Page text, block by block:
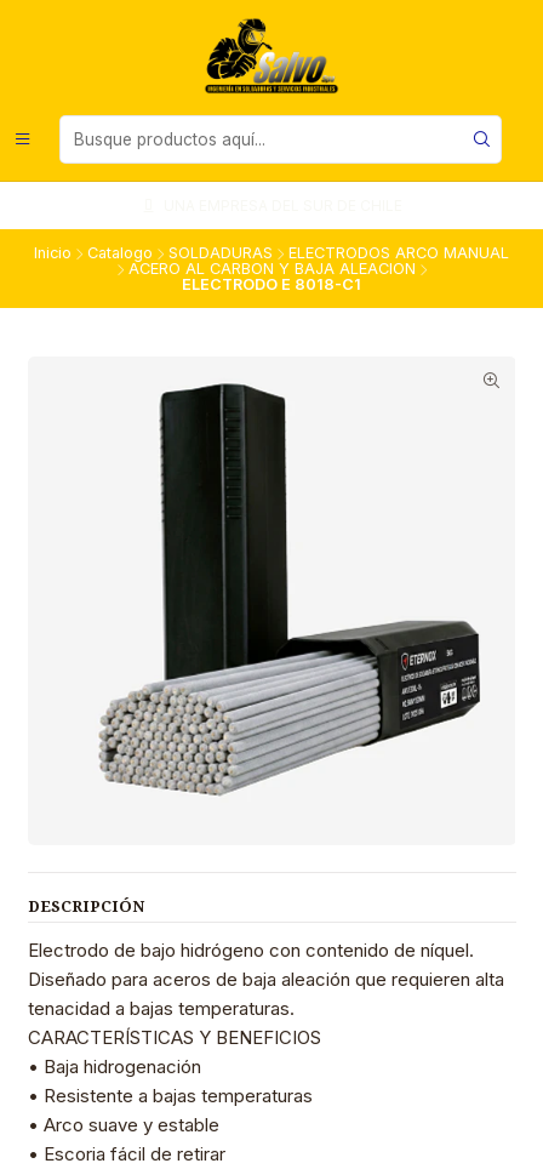
Inicio Catalogo SOLDADURAS
ELECTRODOS ARCO MANUAL
ACERO AL CARBON Y BAJA ALEACION
ELECTRODO E 8018-C1
DESCRIPCIÓN
Electrodo de bajo hidrógeno con contenido de níquel.
Diseñado para aceros de baja aleación que requieren alta
tenacidad a bajas temperaturas.
CARACTERÍSTICAS Y BENEFICIOS
• Baja hidrogenación
• Resistente a bajas temperaturas
• Arco suave y estable
• Escoria fácil de retirar